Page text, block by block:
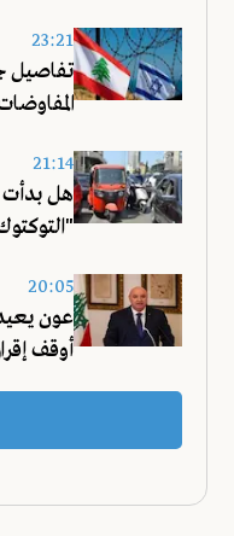
23:21
21:14
هل
20:05
أوقف